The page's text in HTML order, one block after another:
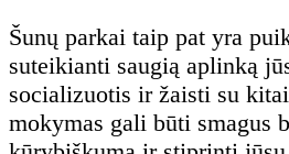
Šunų parkai taip pat yra
suteikianti saugią aplinką
socializuotis ir žaisti su
mokymas gali būti smagus